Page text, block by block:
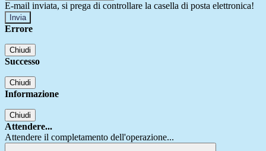
E-mail inviata, si prega di controllare la casella di posta elettronica!
Errore
Chiudi
Successo
Chiudi
Informazione
Chiudi
Attendere...
Attendere il completamento dell'operazione...